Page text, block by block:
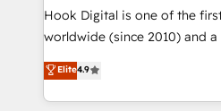
reach their full potential by
relationship-driven support. With over 300 HubSpot
technical know-how and
need to succeed.
Hook Digital is one of the
worldwide (since 2010) and
Elite Partner. With 500+
Brazil, and LATAM, we
regional experience. Today,
Elite4.9